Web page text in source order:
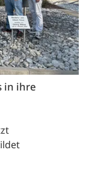
in ihre